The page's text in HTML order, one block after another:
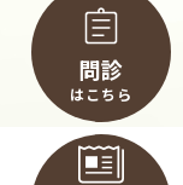
問診
はこちら